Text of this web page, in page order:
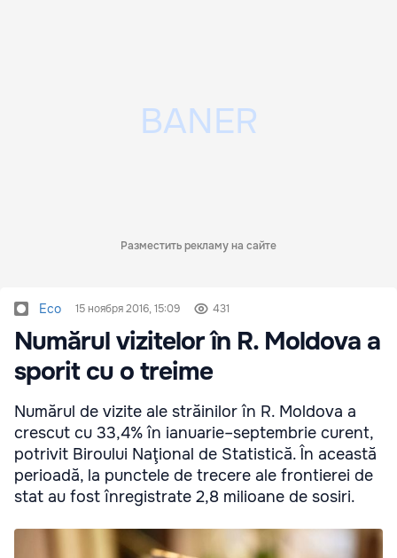
Разместить рекламу на сайте
Eco 15 ноября 2016, 15:09 431
Numărul vizitelor în R. Moldova a
sporit cu o treime
Numărul de vizite ale străinilor în R. Moldova a
crescut cu 33,4% în ianuarie–septembrie curent,
potrivit Biroului Naţional de Statistică. În această
perioadă, la punctele de trecere ale frontierei de
stat au fost înregistrate 2,8 milioane de sosiri.